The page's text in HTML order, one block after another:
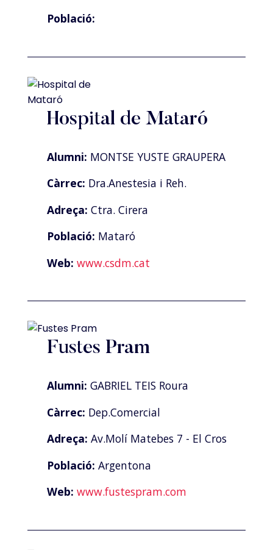
Població:
Hospital de Mataró
Alumni: MONTSE YUSTE GRAUPERA
Càrrec: Dra.Anestesia i Reh.
Adreça: Ctra. Cirera
Població: Mataró
Web: www.csdm.cat
Fustes Pram
Alumni: GABRIEL TEIS Roura
Càrrec: Dep.Comercial
Adreça: Av.Molí Matebes 7 - El Cros
Població: Argentona
Web: www.fustespram.com